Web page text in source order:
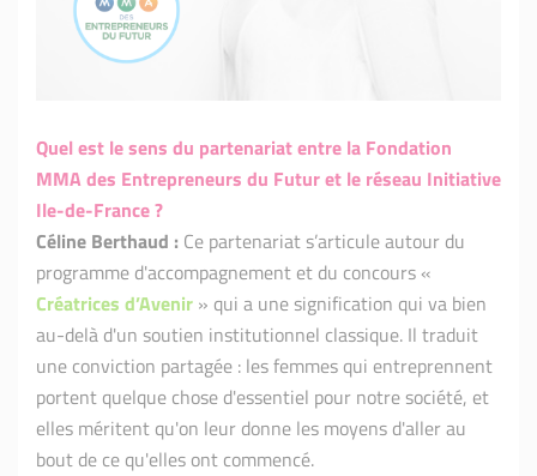
Quel est le sens du partenariat entre la Fondation
MMA des Entrepreneurs du Futur et le réseau Initiative
Ile-de-France ?
Céline Berthaud : Ce partenariat s’articule autour du
programme d'accompagnement et du concours «
Créatrices d’Avenir » qui a une signification qui va bien
au-delà d'un soutien institutionnel classique. Il traduit
une conviction partagée : les femmes qui entreprennent
portent quelque chose d'essentiel pour notre société, et
elles méritent qu'on leur donne les moyens d'aller au
bout de ce qu'elles ont commencé.